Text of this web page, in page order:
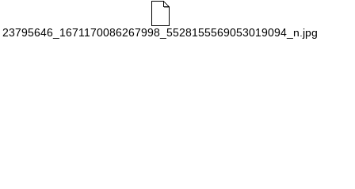
23795646_1671170086267998_5528155569053019094_n.jpg